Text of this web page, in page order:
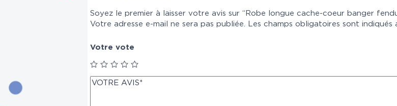
Soyez le premier à laisser votre avis sur “Robe longue cache-coeur banger
Votre adresse e-mail ne sera pas publiée. Les champs obligatoires sont indiqués
Votre vote